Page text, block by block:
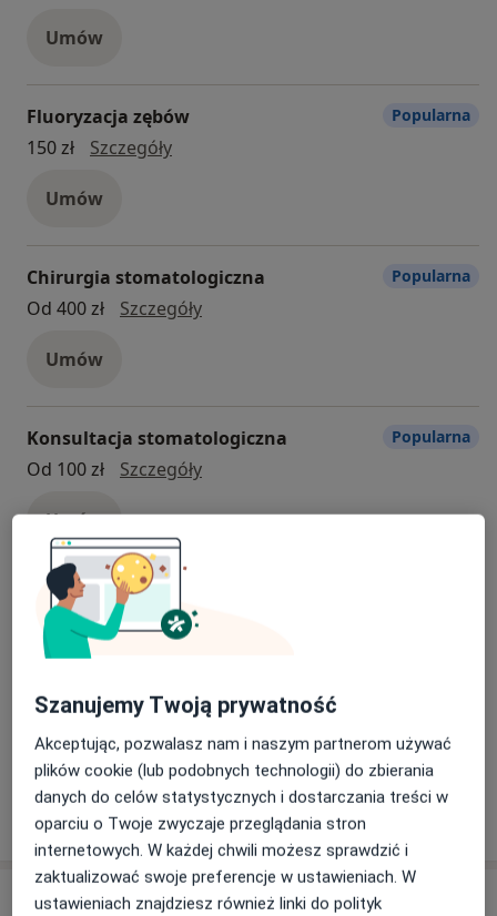
Umów
Fluoryzacja zębów
150 zł
Szczegółyfluoryzacja zębów
Umów
Popularna
Chirurgia stomatologiczna
Od 400 zł
Szczegółychirurgia stomatologiczna
Umów
Popularna
Konsultacja stomatologiczna
Od 100 zł
SzczegółyKonsultacja stomatologiczna
Umów
Popularna
Leczenie próchnicy
Od 320 zł
Szczegóły
+ 37 usług
W jaki sposób ustalane są ceny?
Specjaliści
Szanujemy Twoją prywatność
Akceptując, pozwalasz nam i naszym partnerom używać
plików cookie (lub podobnych technologii) do zbierania
danych do celów statystycznych i dostarczania treści w
oparciu o Twoje zwyczaje przeglądania stron
internetowych. W każdej chwili możesz sprawdzić i
zaktualizować swoje preferencje w ustawieniach. W
ustawieniach znajdziesz również linki do polityk